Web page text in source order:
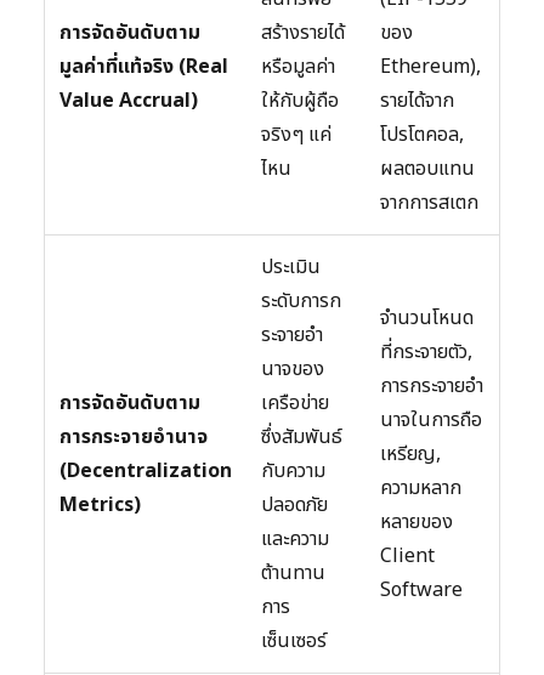
การจัดอันดับตาม
มูลค่าที่แท้จริง (Real
Value Accrual)
สร้างรายได้
หรือมูลค่า
ให้กับผู้ถือ
จริงๆ แค่
ไหน
ของ
Ethereum),
รายได้จาก
โปรโตคอล,
ผลตอบแทน
จากการสเตก
การจัดอันดับตาม
การกระจายอำนาจ
(Decentralization
Metrics)
ประเมิน
ระดับการก
ระจายอำ
นาจของ
เครือข่าย
ซึ่งสัมพันธ์
กับความ
ปลอดภัย
และความ
ต้านทาน
การ
เซ็นเซอร์
จำนวนโหนด
ที่กระจายตัว,
การกระจายอำ
นาจในการถือ
เหรียญ,
ความหลาก
หลายของ
Client
Software